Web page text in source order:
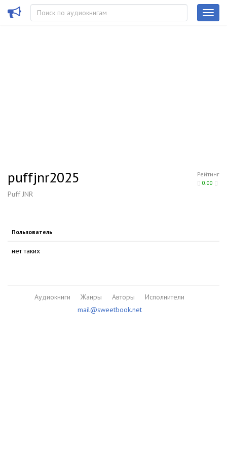
Рейтинг
0.00
puffjnr2025
Puff JNR
Пользователь
нет таких
Аудиокниги Жанры Авторы
Исполнители
mail@sweetbook.net